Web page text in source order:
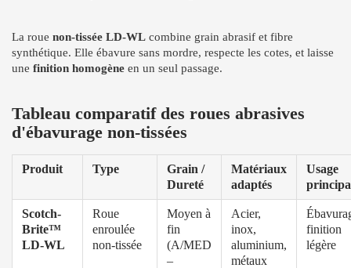
La roue non-tissée LD-WL combine grain abrasif et fibre
synthétique. Elle ébavure sans mordre, respecte les cotes, et laisse
une finition homogène en un seul passage.
Tableau comparatif des roues abrasives
d'ébavurage non-tissées
Produit Type
Grain /
Dureté
Matériaux
adaptés
Usage
Scotch-
Brite™
LD-WL
Roue
enroulée
non-tissée
Moyen à
fin
(A/MED
–
Acier,
inox,
aluminium,
métaux
finition
légère